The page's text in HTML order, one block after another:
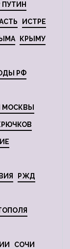
ИСТРЕ
КРЫМУ
РФ
МОСКВЫ
РЖД
СОЧИ